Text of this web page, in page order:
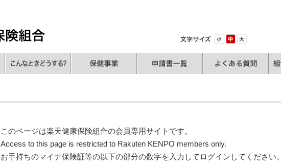
このページは楽天健康保険組合の会員専用サイトです。
Access to this page is restricted to Rakuten KENPO members only.
お手持ちのマイナ保険証等の以下の部分の数字を入力してログインしてください。